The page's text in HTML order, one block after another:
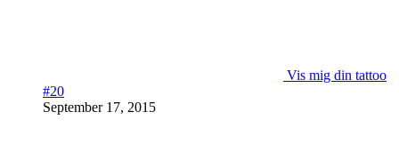
Vis mig din tattoo
#20
September 17, 2015